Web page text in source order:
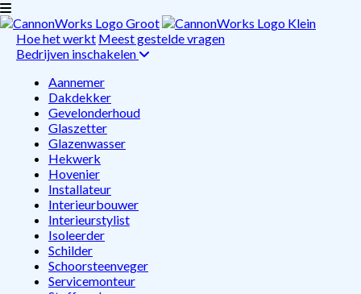
Hoe het werkt Meest gestelde vragen
Bedrijven inschakelen
Aannemer
Dakdekker
Gevelonderhoud
Glaszetter
Glazenwasser
Hekwerk
Hovenier
Installateur
Interieurbouwer
Interieurstylist
Isoleerder
Schilder
Schoorsteenveger
Servicemonteur